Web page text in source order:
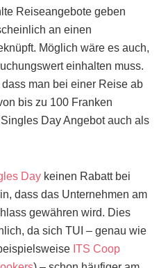
Reiseangebote geben
an einen
Möglich wäre es auch,
einhalten muss.
man bei einer Reise ab
bis zu 100 Franken
Day Angebot auch als
Day keinen Rabatt bei
dass das Unternehmen am
gewähren wird. Dies
da sich TUI – genau wie
ITS Coop